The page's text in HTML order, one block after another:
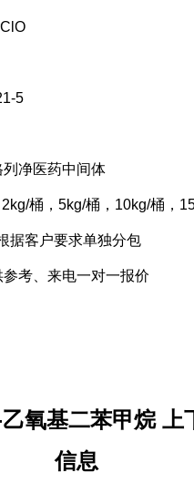
5
列净医药中间体
桶，5kg/桶，10kg/桶，
据客户要求单独分包
考、来电一对一报价
氧基二苯甲烷 上
信息